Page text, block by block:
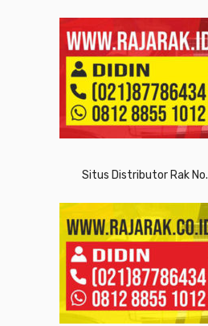
Situs Distributor Rak